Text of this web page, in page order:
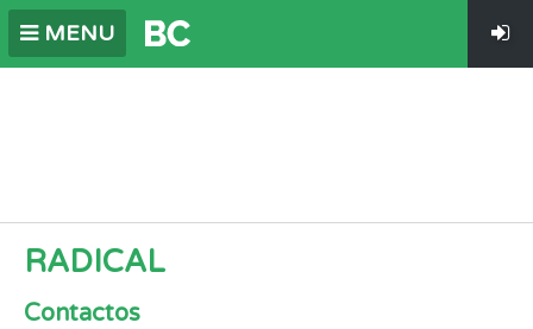
MENU
RADICAL
Contactos